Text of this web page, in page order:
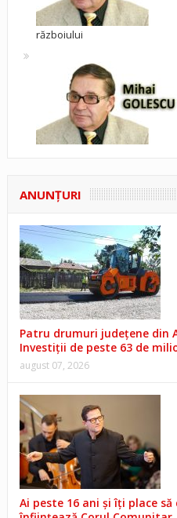
războiului
ANUNŢURI
Patru drumuri județene din
Investiții de peste 63 de
august 07, 2026
Ai peste 16 ani și îți place